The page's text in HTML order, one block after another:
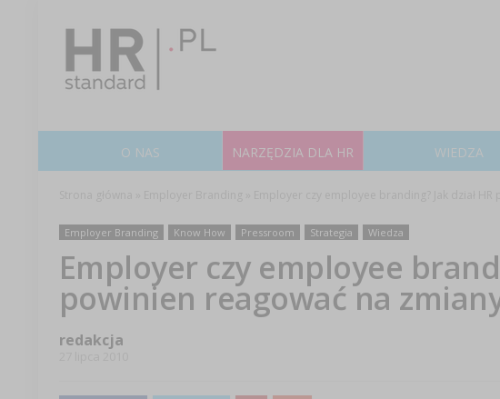
O NAS NARZĘDZIA DLA HR WIEDZA
Employer Branding Know How Pressroom Strategia Wiedza
Employer czy employee
powinien reagować na
redakcja